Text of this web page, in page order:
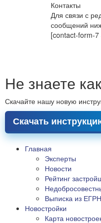
Контакты
Для связи с
сообщений
[contact-form-
Не знаете
Скачайте нашу новую
Скачать
Главная
Эксперты
Новости
Рейтинг
Выписка из
Новостройки
Карта